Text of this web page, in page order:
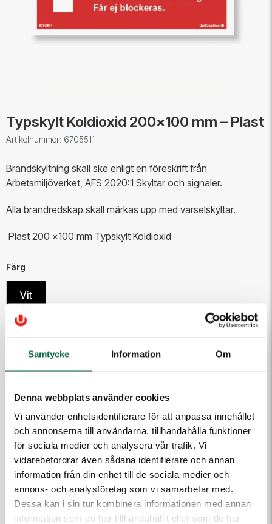
Samtycke Information Om
Denna webbplats använder cookies
Vi använder enhetsidentifierare för att anpassa innehållet
och annonserna till användarna, tillhandahålla funktioner
för sociala medier och analysera vår trafik. Vi
vidarebefordrar även sådana identifierare och annan
information från din enhet till de sociala medier och
annons- och analysföretag som vi samarbetar med.
Dessa kan i sin tur kombinera informationen med annan
information som du har tillhandahållit eller som de har
Typskylt Koldioxid 200x100 mm – Plast
Artikelnummer: 6705511
Brandskyltning skall ske enligt en föreskrift från
Arbetsmiljöverket, AFS 2020:1 Skyltar och signaler.
Alla brandredskap skall märkas upp med varselskyltar.
Plast 200 x100 mm Typskylt Koldioxid
Färg
Vit
PRODUKTEGENSKAPER
Höjd (mm)
100
Bredd (mm)
200
Vit